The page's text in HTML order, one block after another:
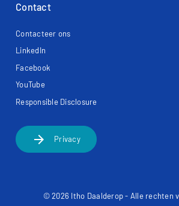
Contact
Contacteer ons
LinkedIn
Facebook
YouTube
Responsible Disclosure
arrow_forward Privacy
© 2026 Itho Daalderop - Alle rechten